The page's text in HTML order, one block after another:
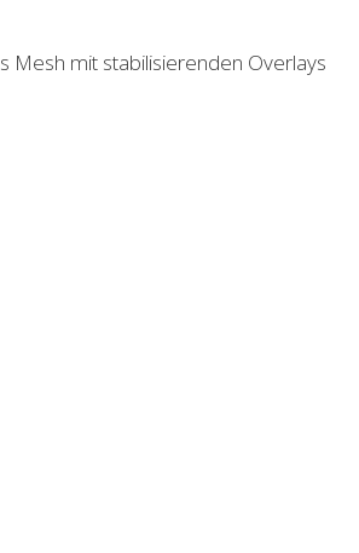
Mesh mit stabilisierenden Overlays